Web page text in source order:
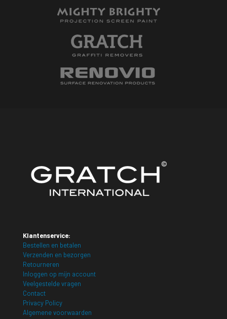
Klantenservice:
Bestellen en betalen
Verzenden en bezorgen
Retourneren
Inloggen op mijn account
Veelgestelde vragen
Contact
Privacy Policy
Algemene voorwaarden